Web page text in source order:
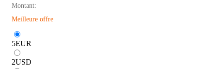
Montant:
Meilleure offre
5EUR
2USD